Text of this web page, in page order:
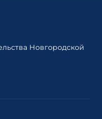
Новгородской